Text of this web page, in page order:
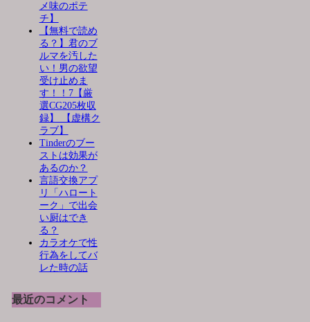
メ味のポテ
チ】
【無料で読め
る？】君のブ
ルマを汚した
い！男の欲望
受け止めま
す！！7【厳
選CG205枚収
録】 【虚構ク
ラブ】
Tinderのブー
ストは効果が
あるのか？
言語交換アプ
リ「ハロート
ーク」で出会
い厨はでき
る？
カラオケで性
行為をしてバ
レた時の話
最近のコメント